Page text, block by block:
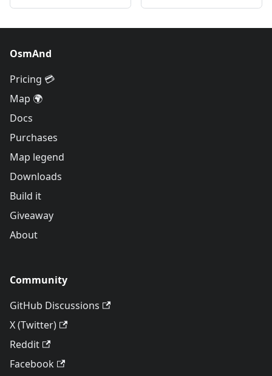
OsmAnd
Pricing 💳
Map 🌍
Docs
Purchases
Map legend
Downloads
Build it
Giveaway
About
Community
GitHub Discussions
X (Twitter)
Reddit
Facebook